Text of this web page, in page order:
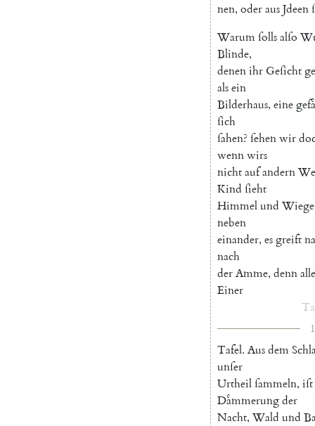
nen, oderausJdeen
Warumſollsalſo
Blinde,
denenihr Geſicht
alsein
Bilderhaus, eine
ſich
ſahen? ſehenwir
wennwirs
nichtaufandern
Kind ſieht
Himmelund Wiege
neben
einander, esgreift
nach
derAmme, denn
Einer
Tafel. Ausdem
unſer
Urtheilſammeln, iſt
Daͤmmerungder
Nacht, Wald und